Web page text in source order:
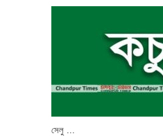
সেলু ...